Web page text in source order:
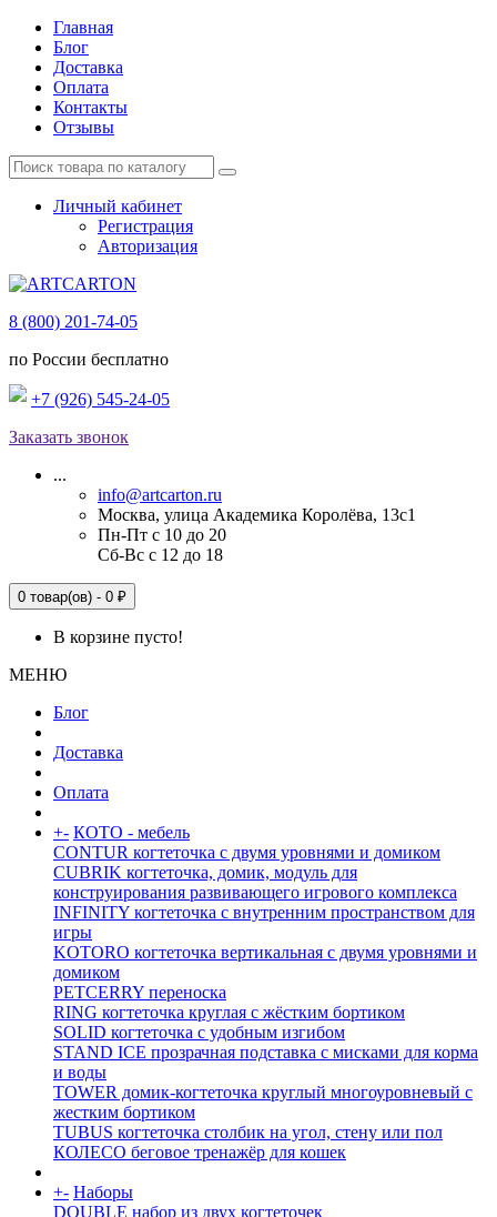
Главная
Блог
Доставка
Оплата
Контакты
Отзывы
Личный кабинет
Регистрация
Авторизация
8 (800) 201-74-05
по России бесплатно
+7 (926) 545-24-05
Заказать звонок
...
info@artcarton.ru
Москва, улица Академика Королёва, 13с1
Пн-Пт с 10 до 20
Сб-Вс с 12 до 18
0 товар(ов) - 0 ₽
В корзине пусто!
МЕНЮ
Блог
Доставка
Оплата
+- КОТО - мебель
CONTUR когтеточка с двумя уровнями и домиком
CUBRIK когтеточка, домик, модуль для
конструирования развивающего игрового комплекса
INFINITY когтеточка с внутренним пространством для
игры
KOTORO когтеточка вертикальная с двумя уровнями и
домиком
PETCERRY переноска
RING когтеточка круглая с жёстким бортиком
SOLID когтеточка с удобным изгибом
STAND ICE прозрачная подставка с мисками для корма
и воды
TOWER домик-когтеточка круглый многоуровневый с
жестким бортиком
TUBUS когтеточка столбик на угол, стену или пол
КОЛЕСО беговое тренажёр для кошек
+- Наборы
DOUBLE набор из двух когтеточек